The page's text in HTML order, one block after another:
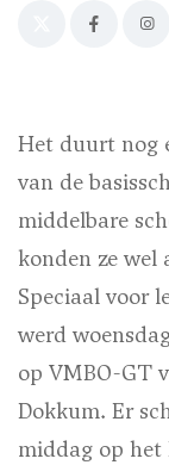
Het duurt nog
van de
middelbare
konden ze wel
Speciaal voor
werd
op VMBO-GT
Dokkum. Er
middag op het